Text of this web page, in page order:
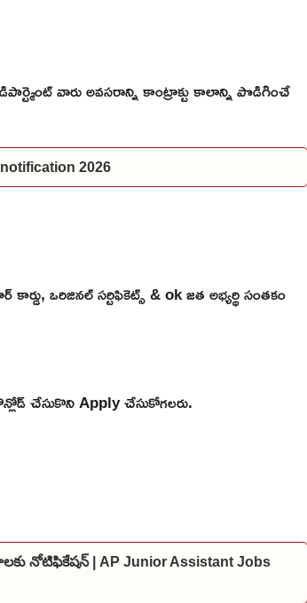
వారు అవసరాన్ని కాంట్రాక్టు కాలాన్ని పొడిగించే
2026
ఒరిజినల్ సర్టిఫికెట్స్ & ok జత అభ్యర్థి సంతకం
చేసుకొని Apply చేసుకోగలరు.
నోటిఫికేషన్ | AP Junior Assistant Jobs